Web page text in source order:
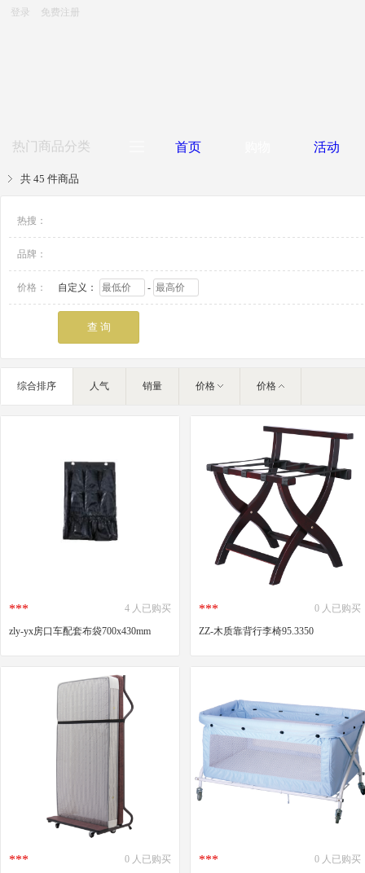
登录 免费注册
热门商品分类 首页 活动
餐饮用品
共 45 件商品
热搜：
品牌：
价格： 自定义： -
综合排序 人气 销量 价格 价格
***
4 人已购买
zly-yx房口车配套布袋700x430mm
***
0 人已购买
ZZ-木质靠背行李椅95.3350
***
0 人已购买
***
0 人已购买